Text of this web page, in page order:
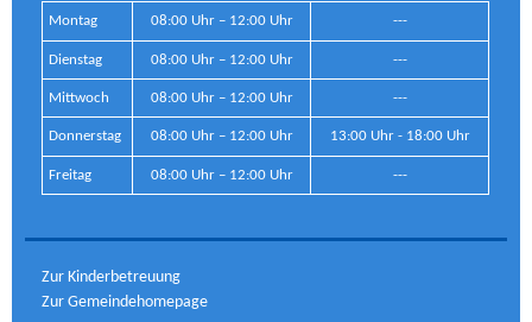
Montag 08:00 Uhr – 12:00 Uhr ---
Dienstag 08:00 Uhr – 12:00 Uhr ---
Mittwoch 08:00 Uhr – 12:00 Uhr ---
Donnerstag 08:00 Uhr – 12:00 Uhr 13:00 Uhr - 18:00 Uhr
Freitag 08:00 Uhr – 12:00 Uhr ---
Zur Kinderbetreuung
Zur Gemeindehomepage